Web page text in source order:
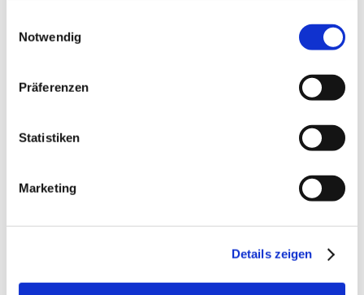
Notwendig
Präferenzen
Statistiken
Marketing
Details zeigen
Auf diese Weise kann man Geschäftsprozesse
verknüpfen und optimieren. Zudem profitieren
sie Unternehmen Leads effizient führen. Ein
Basierend auf dem Benutzerverhalten schlägt die
Cloud automatisch spezifische Links zu Inhalten,
Website anpassen, dass sie das Unternehmen
dank der integrierten „Lightning“-Funktionen und